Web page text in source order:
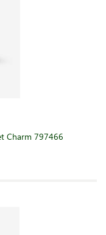
Charm 797466